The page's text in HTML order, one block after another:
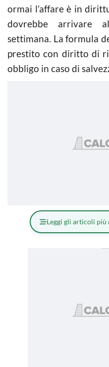
ormai l’affare è in
dovrebbe arrivare
settimana. La formula
prestito con diritto di
obbligo in caso di
Leggi gli articoli più